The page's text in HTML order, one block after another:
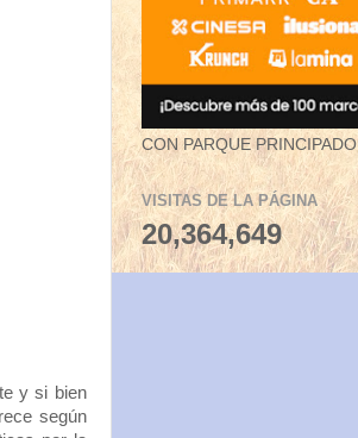
y si bien
según
CON PARQUE PRINCIPADO
VISITAS DE LA PÁGINA
20,364,649